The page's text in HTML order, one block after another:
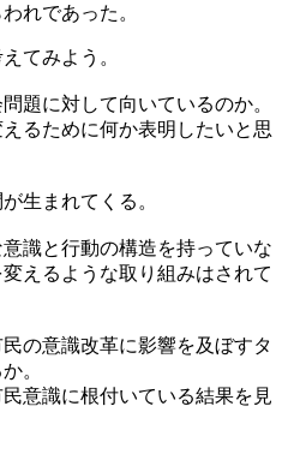
れであった。
てみよう。
題に対して向いているのか。
るために何か表明したいと思
生まれてくる。
識と行動の構造を持っていな
えるような取り組みはされて
の意識改革に影響を及ぼすタ
。
意識に根付いている結果を見